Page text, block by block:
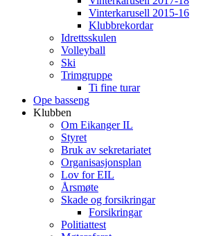
Vinterkarusell 2015-16
Klubbrekordar
Idrettsskulen
Volleyball
Ski
Trimgruppe
Ti fine turar
Ope basseng
Klubben
Om Eikanger IL
Styret
Bruk av sekretariatet
Organisasjonsplan
Lov for EIL
Årsmøte
Skade og forsikringar
Forsikringar
Politiattest